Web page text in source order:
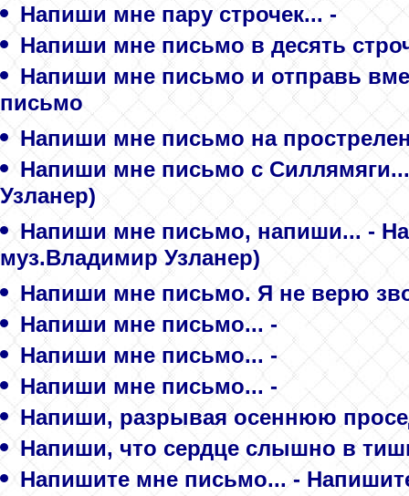
Напиши мне пару строчек... -
Напиши мне письмо в десять
Напиши мне письмо и отправь
письмо
Напиши мне письмо на
Напиши мне письмо с
Узланер)
Напиши мне письмо, напиши... -
муз.Владимир Узланер)
Напиши мне письмо. Я не верю
Напиши мне письмо... -
Напиши мне письмо... -
Напиши мне письмо... -
Напиши, разрывая осеннюю
Напиши, что сердце слышно в
Напишите мне письмо... -